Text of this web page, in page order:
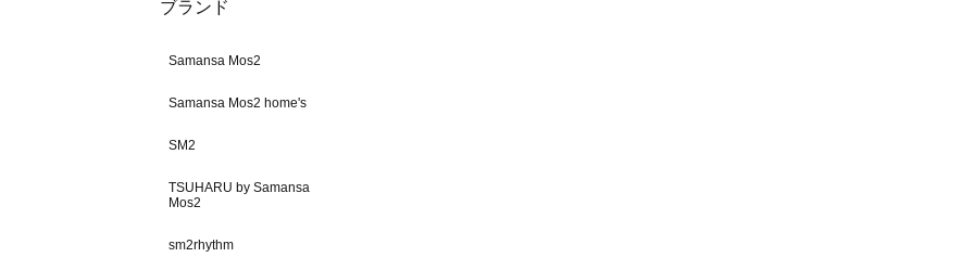
ブランド
Samansa Mos2
Samansa Mos2 home's
SM2
TSUHARU by Samansa
Mos2
sm2rhythm